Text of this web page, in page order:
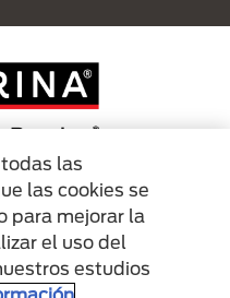
Purina
des Produits Nestlé S.A.,
with permission.
las
las cookies se
para mejorar la
el uso del
estudios